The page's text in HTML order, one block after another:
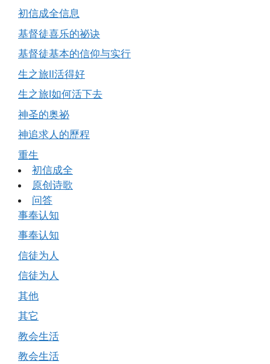
初信成全信息
基督徒喜乐的祕诀
基督徒基本的信仰与实行
生之旅Ⅱ活得好
生之旅Ⅰ如何活下去
神圣的奥祕
神追求人的歷程
重生
初信成全
原创诗歌
问答
事奉认知
事奉认知
信徒为人
信徒为人
其他
其它
教会生活
教会生活